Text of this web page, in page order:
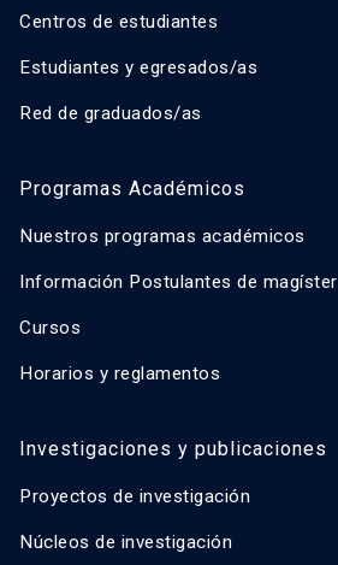
Centros de estudiantes
Estudiantes y egresados/as
Red de graduados/as
Programas Académicos
Nuestros programas académicos
Información Postulantes de magíster
Cursos
Horarios y reglamentos
Investigaciones y publicaciones
Proyectos de investigación
Núcleos de investigación